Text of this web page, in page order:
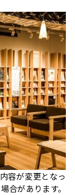
容が変更となっ
合があります。